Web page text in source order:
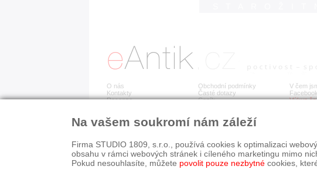
O nás
Kontakty
Recenze
Obchodní podmínky
Časté dotazy
Ceník
V čem
Facebook
Výkup
Jsme prověřená firma
Zákazníci u nás oceňují:
■ odborné zázemí
■ bezpečné prostředí
RYCHLÉ HLEDÁNÍ
HISTORICKÉ OBDOBÍ
všechno
před r. 1800
Na vašem soukromí nám záleží
Firma STUDIO 1809, s.r.o., používá cookies k optimalizaci
obsahu v rámci webových stránek i cíleného marketingu mimo
Pokud nesouhlasíte, můžete povolit pouze nezbytné cookies,